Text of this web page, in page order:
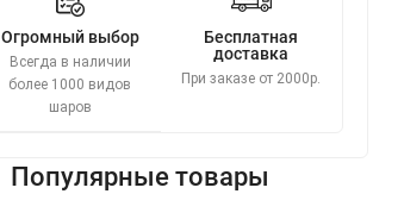
Огромный выбор
Всегда в наличии
более 1000 видов
шаров
Бесплатная
доставка
При заказе от 2000р.
Популярные товары